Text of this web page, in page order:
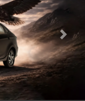
بعدی